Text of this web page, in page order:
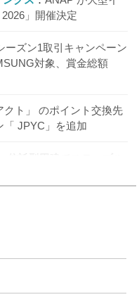
」開催決定
ーズン1取引キャンペーン
対象、賞金総額
クト」 のポイント交換先
「 JPYC」を追加
信託型円建てステーブル